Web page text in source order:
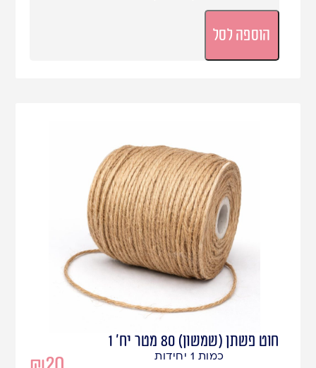
הוספה לסל
חוט פשתן (שמשון) 80 מטר יח' 1
כמות 1 יחידות